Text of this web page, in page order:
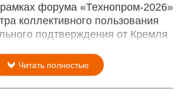
форума «Технопром-2026»
коллективного пользования
подтверждения от Кремля
Читать полностью